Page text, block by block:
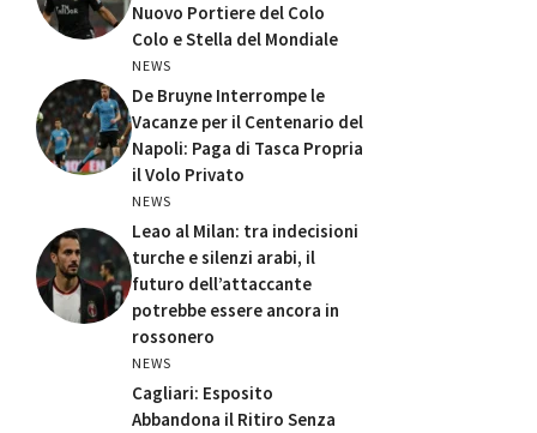
Nuovo Portiere del Colo
Colo e Stella del Mondiale
NEWS
De Bruyne Interrompe le
Vacanze per il Centenario del
Napoli: Paga di Tasca Propria
il Volo Privato
NEWS
Leao al Milan: tra indecisioni
turche e silenzi arabi, il
futuro dell’attaccante
potrebbe essere ancora in
rossonero
NEWS
Cagliari: Esposito
Abbandona il Ritiro Senza